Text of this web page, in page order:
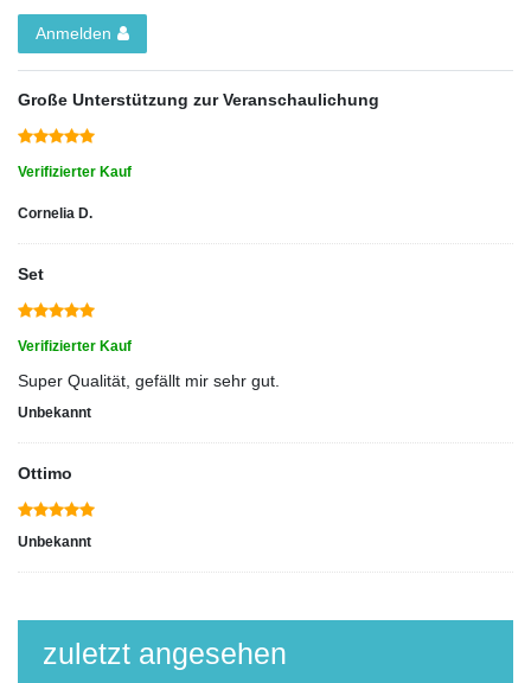
Anmelden
Große Unterstützung zur Veranschaulichung
Verifizierter Kauf
Cornelia D.
Set
Verifizierter Kauf
Super Qualität, gefällt mir sehr gut.
Unbekannt
Ottimo
Unbekannt
zuletzt angesehen